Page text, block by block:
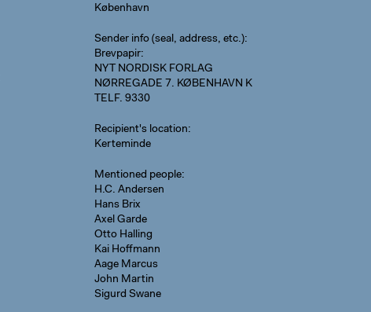
København
Sender info (seal, address, etc.)
Brevpapir:
NYT NORDISK FORLAG
NØRREGADE 7. KØBENHAVN K
TELF. 9330
Recipient's location
Kerteminde
Mentioned people
H.C. Andersen
Hans Brix
Axel Garde
Otto Halling
Kai Hoffmann
Aage Marcus
John Martin
Sigurd Swane